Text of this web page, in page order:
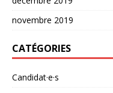
novembre 2019
CATÉGORIES
Candidat·e·s